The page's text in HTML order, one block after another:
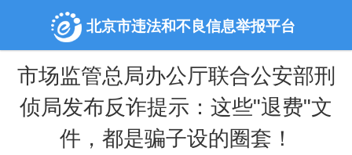
北京市违法和不良信息举报平台
市场监管总局办公厅联合公安部刑
侦局发布反诈提示：这些"退费"文
件，都是骗子设的圈套！